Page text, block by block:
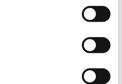
della Robbia. Gli
San Girolamo e